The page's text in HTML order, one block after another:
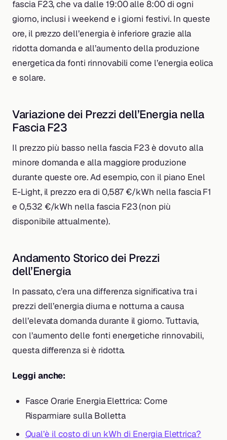
fascia F23, che va dalle 19:00 alle 8:00 di ogni
giorno, inclusi i weekend e i giorni festivi. In queste
ore, il prezzo dell’energia è inferiore grazie alla
ridotta domanda e all’aumento della produzione
energetica da fonti rinnovabili come l’energia eolica
e solare.
Variazione dei Prezzi dell’Energia nella
Fascia F23
Il prezzo più basso nella fascia F23 è dovuto alla
minore domanda e alla maggiore produzione
durante queste ore. Ad esempio, con il piano Enel
E-Light, il prezzo era di 0,587 €/kWh nella fascia F1
e 0,532 €/kWh nella fascia F23 (non più
disponibile attualmente).
Andamento Storico dei Prezzi
dell’Energia
In passato, c’era una differenza significativa tra i
prezzi dell’energia diurna e notturna a causa
dell’elevata domanda durante il giorno. Tuttavia,
con l’aumento delle fonti energetiche rinnovabili,
questa differenza si è ridotta.
Leggi anche:
Fasce Orarie Energia Elettrica: Come
Risparmiare sulla Bolletta
Qual’è il costo di un kWh di Energia Elettrica?